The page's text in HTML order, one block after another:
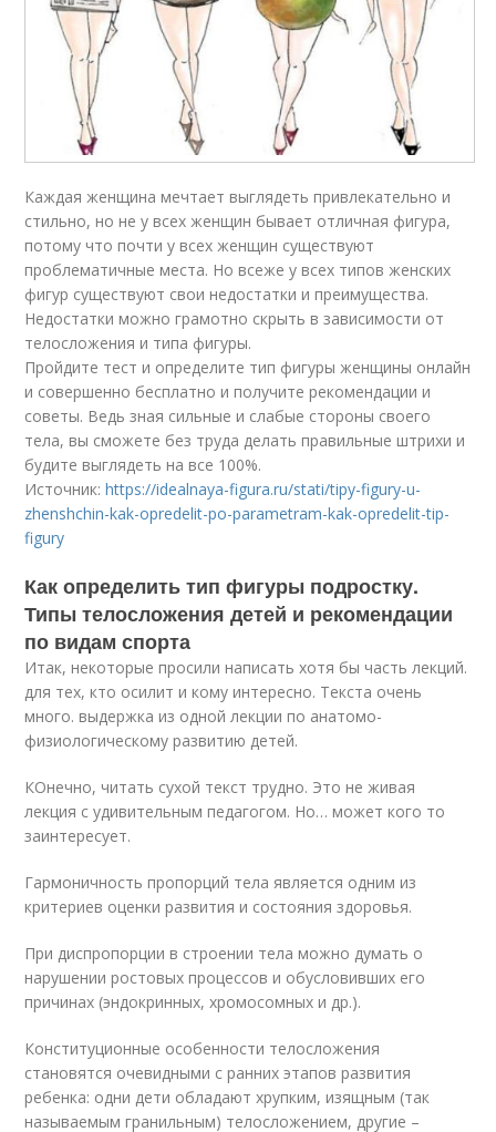
Каждая женщина мечтает выглядеть привлекательно и
стильно, но не у всех женщин бывает отличная фигура,
потому что почти у всех женщин существуют
проблематичные места. Но всеже у всех типов женских
фигур существуют свои недостатки и преимущества.
Недостатки можно грамотно скрыть в зависимости от
телосложения и типа фигуры.
Пройдите тест и определите тип фигуры женщины онлайн
и совершенно бесплатно и получите рекомендации и
советы. Ведь зная сильные и слабые стороны своего
тела, вы сможете без труда делать правильные штрихи и
будите выглядеть на все 100%.
Источник:https://idealnaya-figura.ru/stati/tipy-figury-u-
zhenshchin-kak-opredelit-po-parametram-kak-opredelit-tip-
figury
Как определить тип фигуры подростку.
Типы телосложения детей и рекомендации
по видам спорта
Итак, некоторые просили написать хотя бы часть лекций.
для тех, кто осилит и кому интересно. Текста очень
много. выдержка из одной лекции по анатомо-
физиологическому развитию детей.
КОнечно, читать сухой текст трудно. Это не живая
лекция с удивительным педагогом. Но… может кого то
заинтересует.
Гармоничность пропорций тела является одним из
критериев оценки развития и состояния здоровья.
При диспропорции в строении тела можно думать о
нарушении ростовых процессов и обусловивших его
причинах (эндокринных, хромосомных и др.).
Конституционные особенности телосложения
становятся очевидными с ранних этапов развития
ребенка: одни дети обладают хрупким, изящным (так
называемым гранильным) телосложением, другие –